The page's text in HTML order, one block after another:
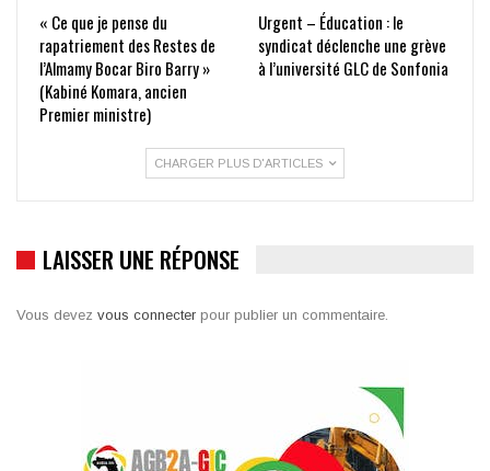
« Ce que je pense du
rapatriement des Restes de
l’Almamy Bocar Biro Barry »
(Kabiné Komara, ancien
Premier ministre)
Urgent – Éducation : le
syndicat déclenche une grève
à l’université GLC de Sonfonia
CHARGER PLUS D'ARTICLES
LAISSER UNE RÉPONSE
Vous devez vous connecter pour publier un commentaire.